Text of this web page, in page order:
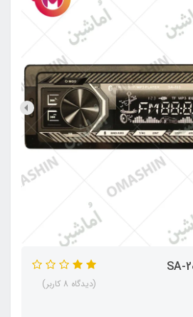
(دیدگاه 8 کاربر)